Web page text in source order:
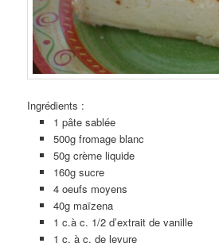
Ingrédients :
1 pâte sablée
500g fromage blanc
50g crème liquide
160g sucre
4 oeufs moyens
40g maïzena
1 c.à c. 1/2 d’extrait de vanille
1 c. à c. de levure